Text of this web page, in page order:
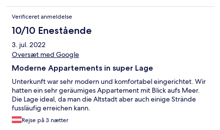
Verificeret anmeldelse
10/10 Enestående
3. jul. 2022
Oversæt med Google
Moderne Appartements in super Lage
Unterkunft war sehr modern und komfortabel eingerichtet. Wir
hatten ein sehr geräumiges Appartement mit Blick aufs Meer.
Die Lage ideal, da man die Altstadt aber auch einige Strände
fussläufig erreichen kann.
Rejse på 3 nætter